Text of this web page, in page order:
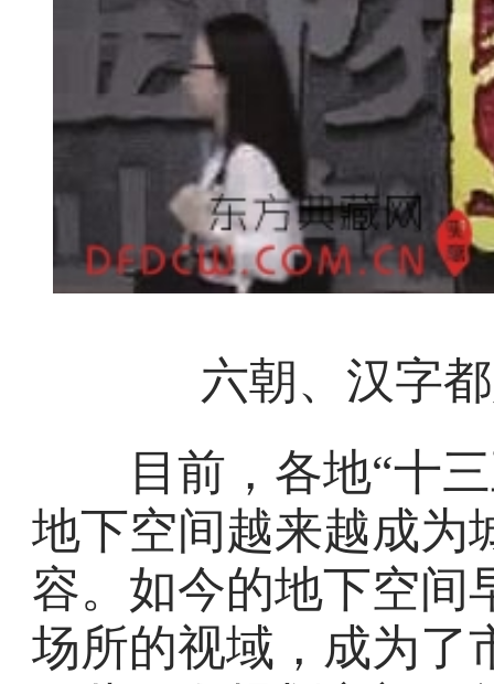
六朝、汉字
目前，各地“十三
地下空间越来越成为
容。如今的地下空间
场所的视域，成为了